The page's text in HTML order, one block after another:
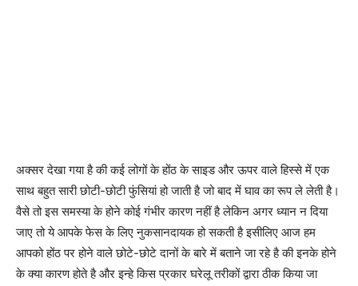
अक्सर देखा गया है की कई लोगों के होंठ के साइड और ऊपर वाले हिस्से में एक
साथ बहुत सारी छोटी-छोटी फुंसियां हो जाती है जो बाद में घाव का रूप ले लेती है।
वैसे तो इस समस्या के होने कोई गंभीर कारण नहीं है लेकिन अगर ध्यान न दिया
जाए तो ये आपके फेस के लिए नुकसानदायक हो सकती है इसीलिए आज हम
आपको होंठ पर होने वाले छोटे-छोटे दानों के बारे में बताने जा रहे है की इनके होने
के क्या कारण होते है और इन्हे किस प्रकार घरेलू तरीकों द्वारा ठीक किया जा